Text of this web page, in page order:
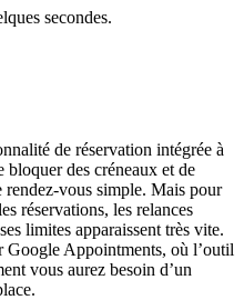
secondes.
de réservation intégrée à
des créneaux et de
rendez-vous simple. Mais pour
réservations, les relances
limites apparaissent très vite.
Appointments, où l’outil
vous aurez besoin d’un